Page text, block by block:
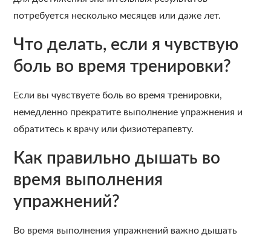
потребуется несколько месяцев или даже лет.
Что делать, если я чувствую
боль во время тренировки?
Если вы чувствуете боль во время тренировки,
немедленно прекратите выполнение упражнения и
обратитесь к врачу или физиотерапевту.
Как правильно дышать во
время выполнения
упражнений?
Во время выполнения упражнений важно дышать